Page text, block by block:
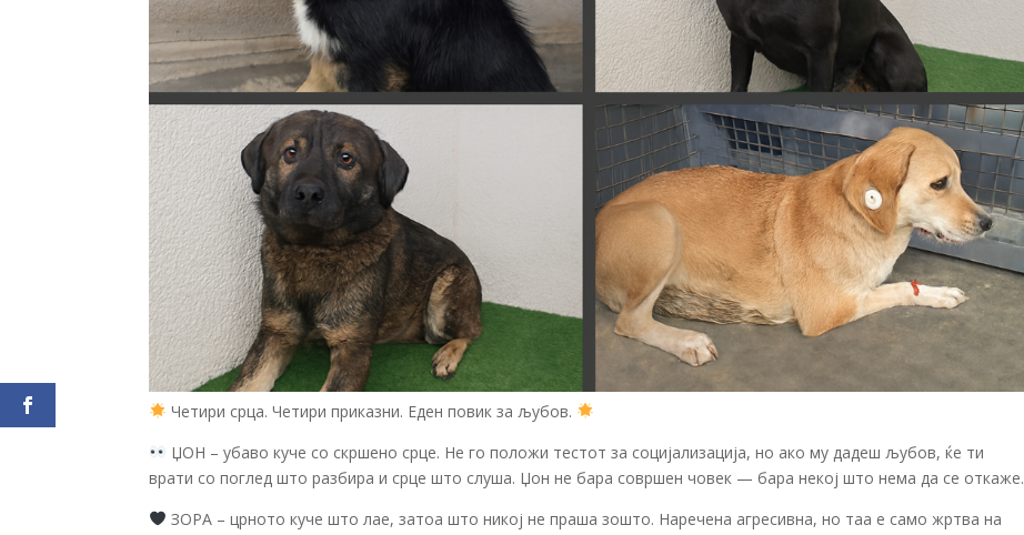
Четири срца. Четири приказни. Еден повик за љубов.
ЏОН – убаво куче со скршено срце. Не го положи тестот за социјализација, но ако му дадеш љубов, ќе ти
врати со поглед што разбира и срце што слуша. Џон не бара совршен човек — бара некој што нема да се откаже.
ЗОРА – црното куче што лае, затоа што никој не праша зошто. Наречена агресивна, но таа е само жртва на